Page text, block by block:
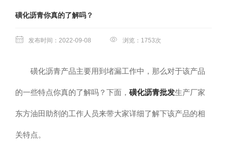
磺化沥青你真的了解吗？
发布时间：2022-09-08 浏览：1753次
磺化沥青产品主要用到堵漏工作中，那么对于该产品
的一些特点你真的了解吗？下面， 磺化沥青批发生产厂家
东方油田助剂的工作人员来带大家详细了解下该产品的相
关特点。